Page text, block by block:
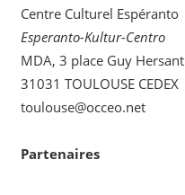
Centre Culturel Espéranto
Esperanto-Kultur-Centro
MDA, 3 place Guy Hersant
31031 TOULOUSE CEDEX
toulouse@occeo.net
Partenaires